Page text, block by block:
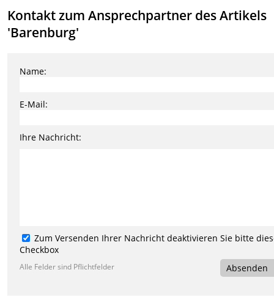
Kontakt zum Ansprechpartner des Artikels
'Barenburg'
Name:
E-Mail:
Ihre Nachricht:
Zum Versenden Ihrer Nachricht deaktivieren Sie bitte
Checkbox
Alle Felder sind Pflichtfelder Absenden